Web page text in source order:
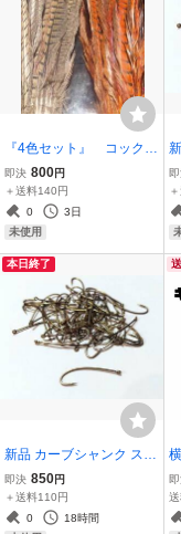
『4色セット』 コックフ
ェザントセンターテール
4本セット
即決 800円
＋送料140円
0
3日
未使用
本日終了
新品 カーブシャンク スト
レートアイ #8,10,12,14,1
6,18,20 80本セット
即決 850円
＋送料110円
0
18時間
5